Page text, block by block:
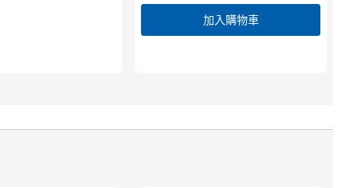
加入購物車